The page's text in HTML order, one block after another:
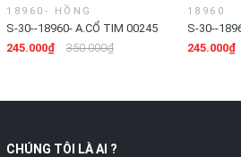
18960- HỒNG
S-30--18960- A.CỔ TIM 00245
245.000₫
350.000₫
18960
S-30--
245.000₫
CHÚNG TÔI LÀ AI ?